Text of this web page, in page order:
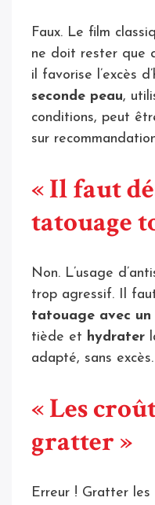
Faux. Le film
ne doit rester que
il favorise l’excès
seconde peau,
conditions, peut
sur
« Il faut
tatouage
Non. L’usage
trop agressif. Il
tatouage avec un
tiède et hydrater
adapté, sans excès.
« Les
gratter »
Erreur ! Gratter